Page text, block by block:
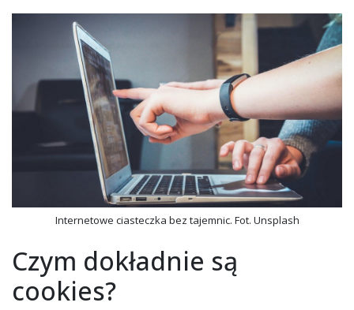
Internetowe ciasteczka bez tajemnic. Fot. Unsplash
Czym dokładnie są
cookies?